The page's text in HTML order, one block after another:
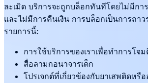
ละเมิด บริการจะถูกบล็อกทันทีโดยไม่มีกา
และไม่มีการคืนเงิน การบล็อกเป็นการถา
รายการนี้:
การใช้บริการของเราเพื่อทำการโจ
สื่อลามกอนาจารเด็ก
โปรเจกต์ที่เกี่ยวข้องกับยาเสพติดหรื